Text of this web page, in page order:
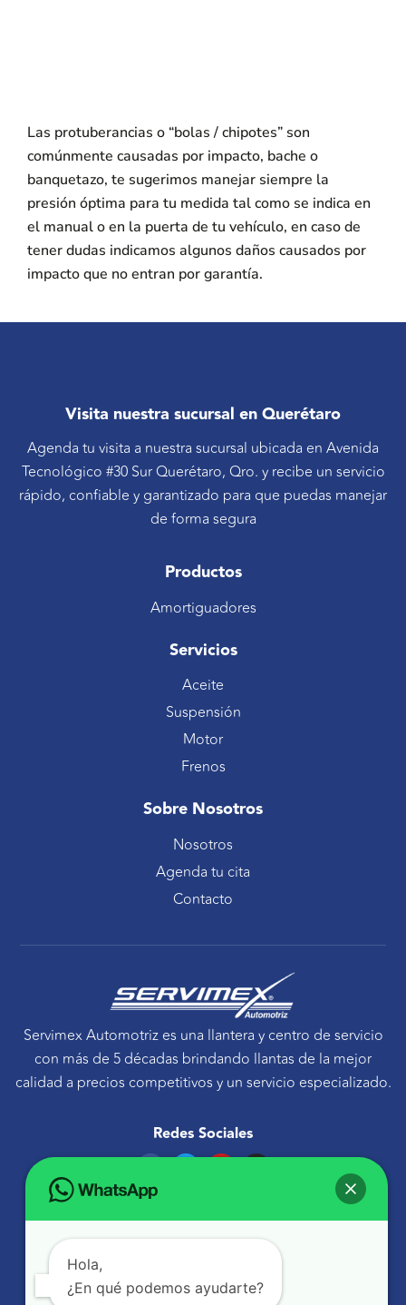
Las protuberancias o “bolas / chipotes” son
comúnmente causadas por impacto, bache o
banquetazo, te sugerimos manejar siempre la
presión óptima para tu medida tal como se indica en
el manual o en la puerta de tu vehículo, en caso de
tener dudas indicamos algunos daños causados por
impacto que no entran por garantía.
Visita nuestra sucursal en Querétaro
Agenda tu visita a nuestra sucursal ubicada en Avenida
Tecnológico #30 Sur Querétaro, Qro. y recibe un servicio
rápido, confiable y garantizado para que puedas manejar
de forma segura
Productos
Amortiguadores
Servicios
Aceite
Suspensión
Motor
Frenos
Sobre Nosotros
Nosotros
Agenda tu cita
Contacto
Servimex Automotriz es una llantera y centro de servicio
con más de 5 décadas brindando llantas de la mejor
calidad a precios competitivos y un servicio especializado.
Redes Sociales
F
c
e
o
o
T
e
r
Y
b
e
I
g
r
Avenida Tecnológico 30 Sur Querétaro, Qro.
atencionaclientes@servimexauto.mx
442 216 1855
Hola,
¿En qué podemos ayudarte?